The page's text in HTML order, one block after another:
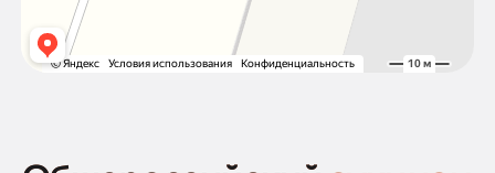
2026 © Все права защищены
Политика конфиденциальности